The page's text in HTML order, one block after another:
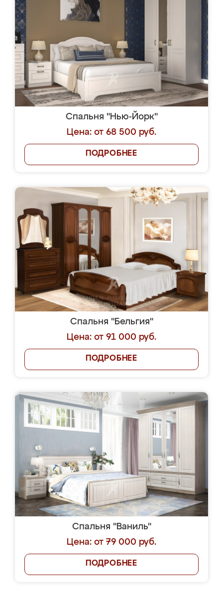
Спальня "Нью-Йорк"
Цена: от 68 500 руб.
ПОДРОБНЕЕ
Спальня "Бельгия"
Цена: от 91 000 руб.
ПОДРОБНЕЕ
Спальня "Ваниль"
Цена: от 79 000 руб.
ПОДРОБНЕЕ